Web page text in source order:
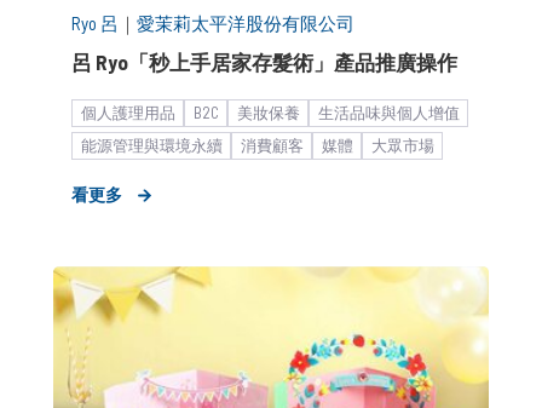
Ryo 呂 ｜ 愛茉莉太平洋股份有限公司
呂 Ryo「秒上手居家存髮術」產品推廣操作
個人護理用品 B2C 美妝保養
生活品味與個人增值
能源管理與環境永續
消費顧客 媒體
大眾市場
形象資產累積
看更多